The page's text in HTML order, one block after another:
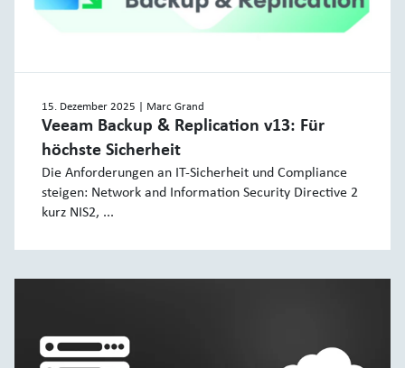
15. Dezember 2025 | Marc Grand
Veeam Backup & Replication v13: Für
höchste Sicherheit
Die Anforderungen an IT-Sicherheit und Compliance
steigen: Network and Information Security Directive 2
kurz NIS2, ...